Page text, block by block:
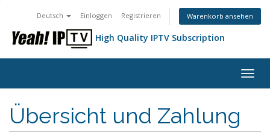
Deutsch Einloggen Registrieren Warenkorb ansehen
High Quality IPTV Subscription
ein-/
Übersicht und Zahlung